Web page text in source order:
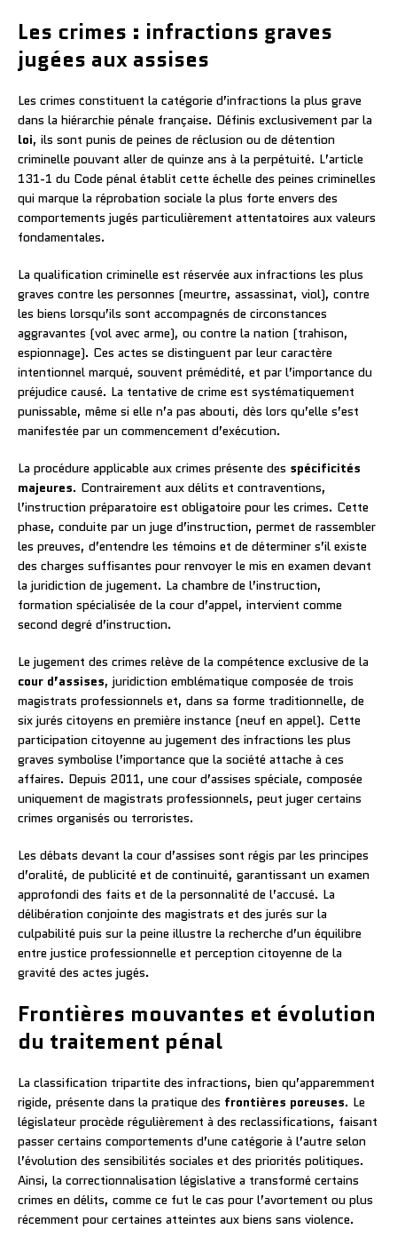
Les crimes : infractions graves
jugées aux assises
Les crimes constituent la catégorie d’infractions la plus grave
dans la hiérarchie pénale française. Définis exclusivement par la
loi, ils sont punis de peines de réclusion ou de détention
criminelle pouvant aller de quinze ans à la perpétuité. L’article
131-1 du Code pénal établit cette échelle des peines criminelles
qui marque la réprobation sociale la plus forte envers des
comportements jugés particulièrement attentatoires aux valeurs
fondamentales.
La qualification criminelle est réservée aux infractions les plus
graves contre les personnes (meurtre, assassinat, viol), contre
les biens lorsqu’ils sont accompagnés de circonstances
aggravantes (vol avec arme), ou contre la nation (trahison,
espionnage). Ces actes se distinguent par leur caractère
intentionnel marqué, souvent prémédité, et par l’importance du
préjudice causé. La tentative de crime est systématiquement
punissable, même si elle n’a pas abouti, dès lors qu’elle s’est
manifestée par un commencement d’exécution.
La procédure applicable aux crimes présente des spécificités
majeures. Contrairement aux délits et contraventions,
l’instruction préparatoire est obligatoire pour les crimes. Cette
phase, conduite par un juge d’instruction, permet de rassembler
les preuves, d’entendre les témoins et de déterminer s’il existe
des charges suffisantes pour renvoyer le mis en examen devant
la juridiction de jugement. La chambre de l’instruction,
formation spécialisée de la cour d’appel, intervient comme
second degré d’instruction.
Le jugement des crimes relève de la compétence exclusive de la
cour d’assises, juridiction emblématique composée de trois
magistrats professionnels et, dans sa forme traditionnelle, de
six jurés citoyens en première instance (neuf en appel). Cette
participation citoyenne au jugement des infractions les plus
graves symbolise l’importance que la société attache à ces
affaires. Depuis 2011, une cour d’assises spéciale, composée
uniquement de magistrats professionnels, peut juger certains
crimes organisés ou terroristes.
Les débats devant la cour d’assises sont régis par les principes
d’oralité, de publicité et de continuité, garantissant un examen
approfondi des faits et de la personnalité de l’accusé. La
délibération conjointe des magistrats et des jurés sur la
culpabilité puis sur la peine illustre la recherche d’un équilibre
entre justice professionnelle et perception citoyenne de la
gravité des actes jugés.
Frontières mouvantes et évolution
du traitement pénal
La classification tripartite des infractions, bien qu’apparemment
rigide, présente dans la pratique des frontières poreuses. Le
législateur procède régulièrement à des reclassifications, faisant
passer certains comportements d’une catégorie à l’autre selon
l’évolution des sensibilités sociales et des priorités politiques.
Ainsi, la correctionnalisation législative a transformé certains
crimes en délits, comme ce fut le cas pour l’avortement ou plus
récemment pour certaines atteintes aux biens sans violence.